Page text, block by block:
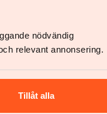
nödvändig
relevant annonsering.
Tillåt alla